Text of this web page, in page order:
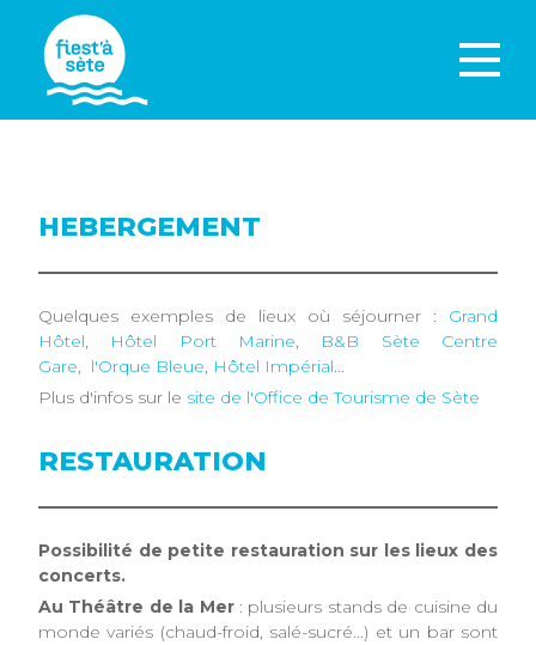
HEBERGEMENT
Quelques exemples de lieux où séjourner :
Grand
Hôtel, Hôtel Port Marine, B&B Sète Centre
Gare, l'Orque Bleue, Hôtel Impérial...
Plus d'infos sur le site de l'Office de Tourisme de Sète
RESTAURATION
Possibilité de petite restauration sur les lieux des
concerts.
Au Théâtre de la Mer : plusieurs stands de cuisine du
monde variés (chaud-froid, salé-sucré...) et un bar sont